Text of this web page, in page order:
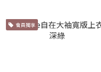
會員獨享